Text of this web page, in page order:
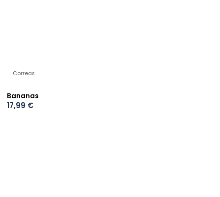
Correas
Bananas
17,99 €